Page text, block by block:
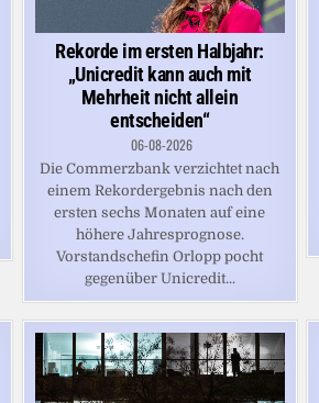
Rekorde im ersten Halbjahr:
„Unicredit kann auch mit
Mehrheit nicht allein
entscheiden“
06-08-2026
Die Commerzbank verzichtet nach
einem Rekordergebnis nach den
ersten sechs Monaten auf eine
höhere Jahresprognose.
Vorstandschefin Orlopp pocht
gegenüber Unicredit...